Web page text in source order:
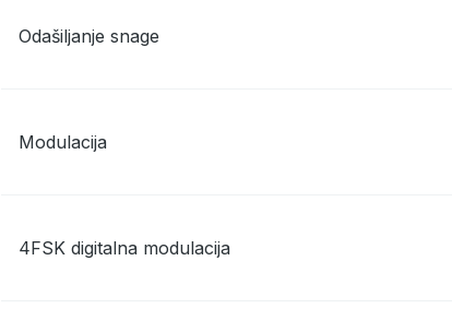
Odašiljanje snage
Modulacija
4FSK digitalna modulacija